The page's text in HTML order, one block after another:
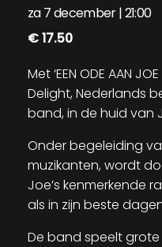
za 7 december | 21:00
€ 17.50
Met ‘EEN ODE AAN
Delight, Nederlands
band, in de huid van
Onder begeleiding
muzikanten, wordt
Joe’s kenmerkende
als in zijn beste
De band speelt grote